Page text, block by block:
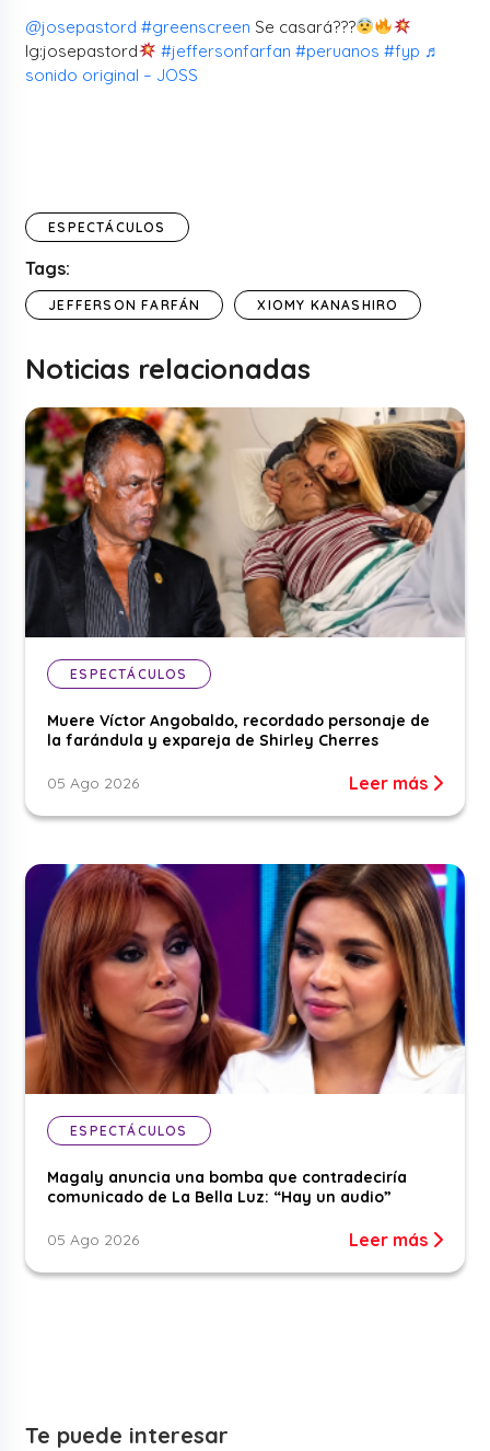
@josepastord #greenscreen Se casará???
Ig:josepastord
#jeffersonfarfan #peruanos #fyp ♬
sonido original – JOSS
ESPECTÁCULOS
Tags:
JEFFERSON FARFÁN XIOMY KANASHIRO
Noticias relacionadas
ESPECTÁCULOS
Muere Víctor Angobaldo, recordado personaje de
la farándula y expareja de Shirley Cherres
05 Ago 2026 Leer más
ESPECTÁCULOS
Magaly anuncia una bomba que contradeciría
comunicado de La Bella Luz: “Hay un audio”
05 Ago 2026 Leer más
Te puede interesar